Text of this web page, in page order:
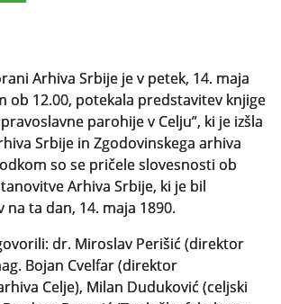
zbirkah
ČITALNICA
za uslužbence
Arhiva Srbije je v petek, 14. maja
ob 12.00, potekala predstavitev knjige
parohije v Celju”, ki je izšla
Srbije in Zgodovinskega arhiva
so se pričele slovesnosti ob
Arhiva Srbije, ki je bil
ta dan, 14. maja 1890.
dr. Miroslav Perišić (direktor
Bojan Cvelfar (direktor
Celje), Milan Duduković (celjski